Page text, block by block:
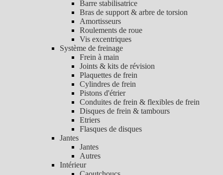
Barre stabilisatrice
Bras de support & arbre de torsion
Amortisseurs
Roulements de roue
Vis excentriques
Système de freinage
Frein à main
Joints & kits de révision
Plaquettes de frein
Cylindres de frein
Pistons d'étrier
Conduites de frein & flexibles de frein
Disques de frein & tambours
Etriers
Flasques de disques
Jantes
Jantes
Autres
Intérieur